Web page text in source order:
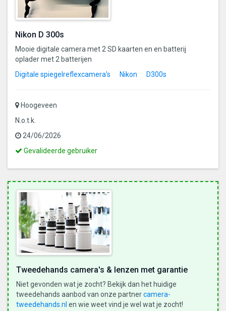
Nikon D 300s
Mooie digitale camera met 2 SD kaarten en en batterij
oplader met 2 batterijen
Digitale spiegelreflexcamera's
Nikon D300s
Hoogeveen
N.o.t.k.
24/06/2026
Dit
een
gevalideerde
gebruiker
Gevalideerde gebruiker
Tweedehands camera's & lenzen met garantie
Niet gevonden wat je zocht? Bekijk dan het huidige
tweedehands aanbod van onze partnercamera-
tweedehands.nl en wie weet vind je wel wat je zocht!